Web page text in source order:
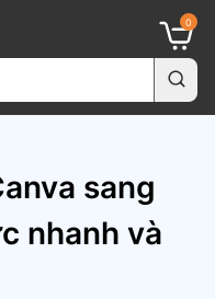
0
sang
nhanh và